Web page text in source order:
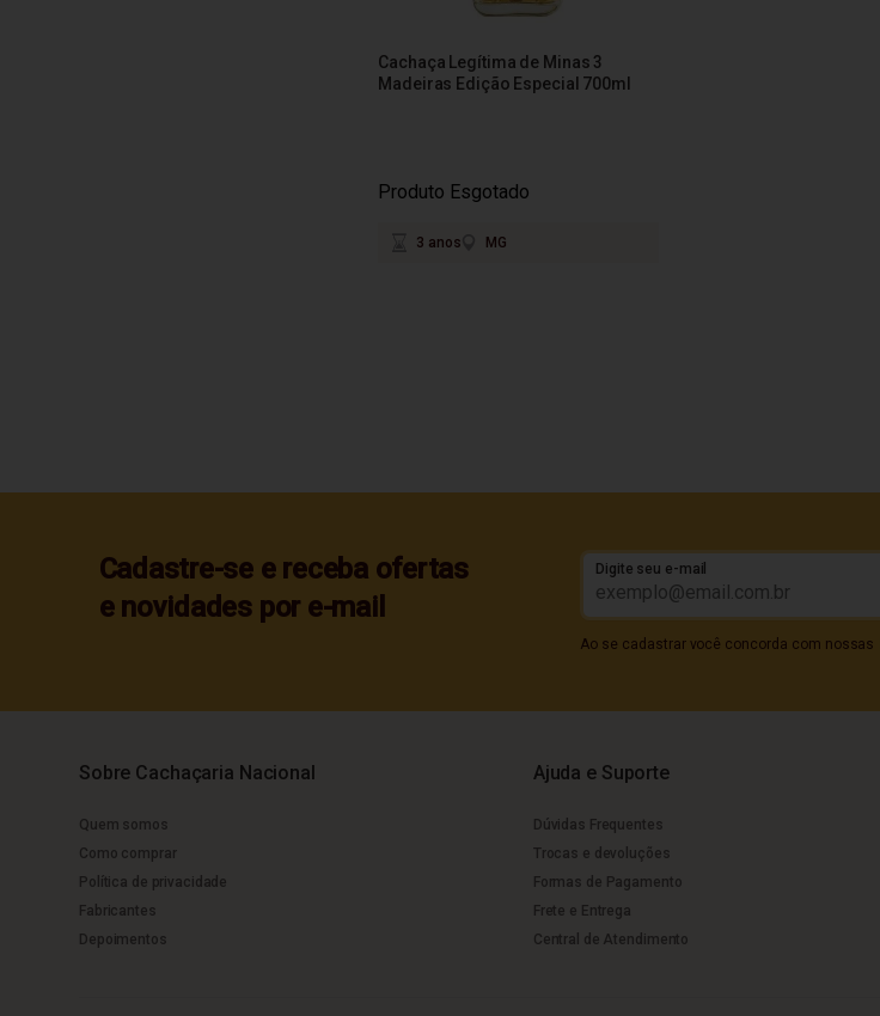
Cachaça Legítima de Minas 3
Madeiras Edição Especial 700ml
Produto Esgotado
3 anos MG
Cadastre-se e receba ofertas
e novidades por e-mail
Digite seu e-mail
Ao se cadastrar você concorda com nossas
Sobre Cachaçaria Nacional
Quem somos
Como comprar
Política de privacidade
Fabricantes
Depoimentos
Ajuda e Suporte
Dúvidas Frequentes
Trocas e devoluções
Formas de Pagamento
Frete e Entrega
Central de Atendimento